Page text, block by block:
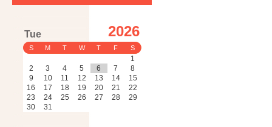
Tue 2026
S M T W T F S
1
2
3 4 5 6 7
8
9
10 11 12 13 14
15
16
17 18 19 20 21
22
23
24 25 26 27 28
29
30
31